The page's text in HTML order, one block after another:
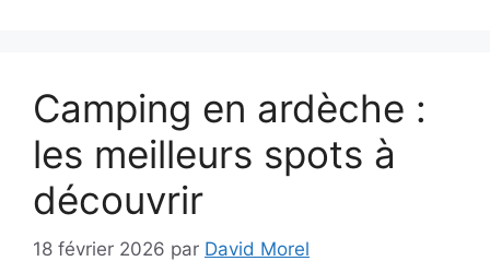
Camping en ardèche :
les meilleurs spots à
découvrir
18 février 2026 par David Morel